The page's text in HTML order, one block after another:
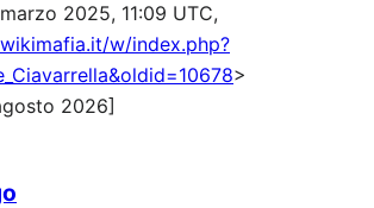
2025, 11:09 UTC,
w/index.php?
>
2026]